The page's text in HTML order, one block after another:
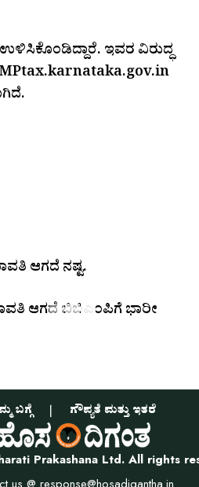
ಉಳಿಸಿಕೊಂಡಿದ್ದಾರೆ. ಇವರ ವಿರುದ್ಧ
ಆಗದೆ ನಷ್ಟ.
ಆಗದೆ ಬಿಬಿಎಂಪಿಗೆ ಭಾರೀ
ಬಗ್ಗೆ ಗೌಪ್ಯತೆ ಮತ್ತು ಇತರೆ
Prakashana Ltd. All rights